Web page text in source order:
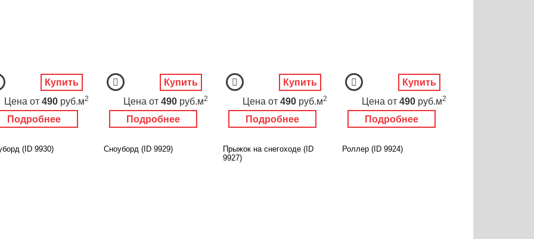
Подробнее
Цена от 490 руб.м2
Купить
Подробнее
Цена от 490 руб.м2
Купить
Подробнее
Цена от 490 руб.м2
Купить
Подробнее
Цена от 490 руб.м2
Купить
(ID 9930) Сноуборд (ID 9929)
Прыжок на снегоходе (ID
9927)
Роллер (ID 9924)